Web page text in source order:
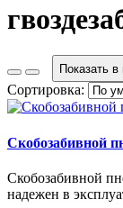
Показать
Сортировка:
Скобозабивной
Скобозабивной
надежен в